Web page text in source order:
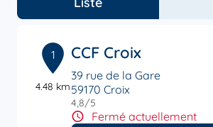
1
4.48 km
CCF Croix
39 rue de la Gare
59170 Croix
4,8/5
Fermé actuellement